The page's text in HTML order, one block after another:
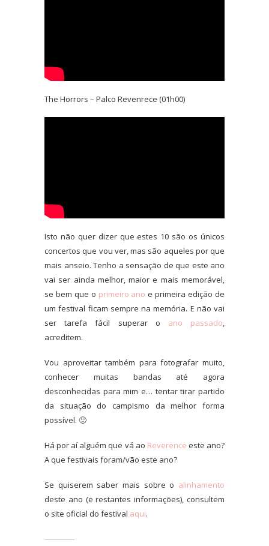
The Horrors – Palco Revenrece (01h00)
Isto não quer dizer que estes 10 são os únicos
concertos que vou ver, mas são aqueles por que
mais anseio. Tenho a sensação de que este ano
vai ser ainda melhor, maior e mais memorável,
se bem que o primeiro ano e primeira edição de
um festival ficam sempre na memória. E não vai
ser tarefa fácil superar o ano passado,
acreditem.
Vou aproveitar também para fotografar muito,
conhecer muitas bandas até agora
desconhecidas para mim e… tentar tirar partido
da situação do campismo da melhor forma
possível. 🙂
Há por aí alguém que vá ao Reverence este ano?
A que festivais foram/vão este ano?
Se quiserem saber mais sobre o alinhamento
deste ano (e restantes informações), consultem
o site oficial do festival aqui.